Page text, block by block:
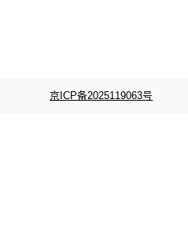
京ICP备2025119063号